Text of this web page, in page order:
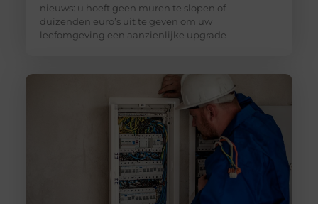
nieuws: u hoeft geen muren te slopen of
duizenden euro’s uit te geven om uw
leefomgeving een aanzienlijke upgrade